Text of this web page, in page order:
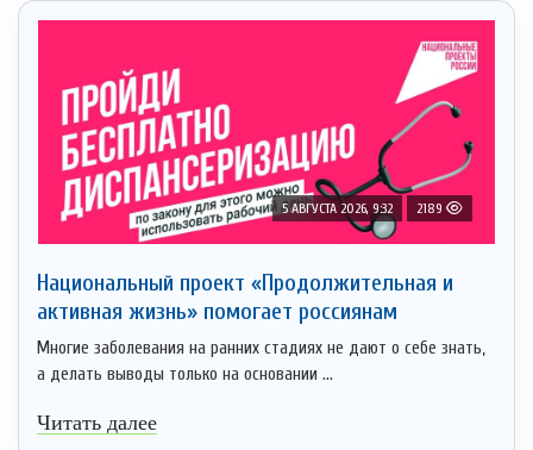
5 АВГУСТА 2026, 9:32 2189
Национальный проект «Продолжительная и
активная жизнь» помогает россиянам
Многие заболевания на ранних стадиях не дают о себе знать,
а делать выводы только на основании ...
Читать далее